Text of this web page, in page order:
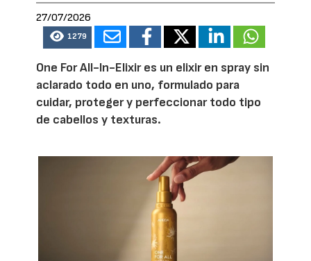
27/07/2026
1279
One For All-In-Elixir es un elixir en spray sin
aclarado todo en uno, formulado para
cuidar, proteger y perfeccionar todo tipo
de cabellos y texturas.